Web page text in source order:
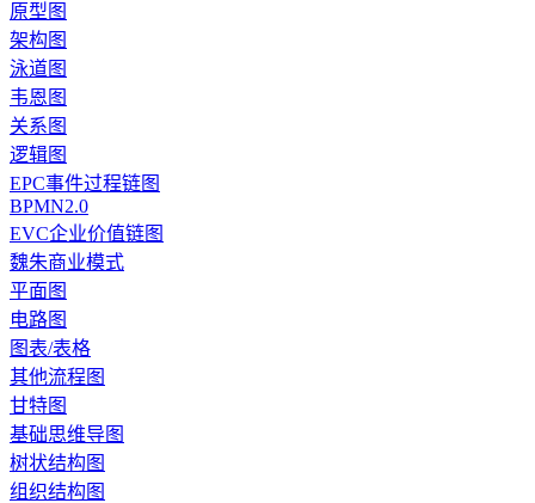
原型图
架构图
泳道图
韦恩图
关系图
逻辑图
EPC事件过程链图
BPMN2.0
EVC企业价值链图
魏朱商业模式
平面图
电路图
图表/表格
其他流程图
甘特图
基础思维导图
树状结构图
组织结构图